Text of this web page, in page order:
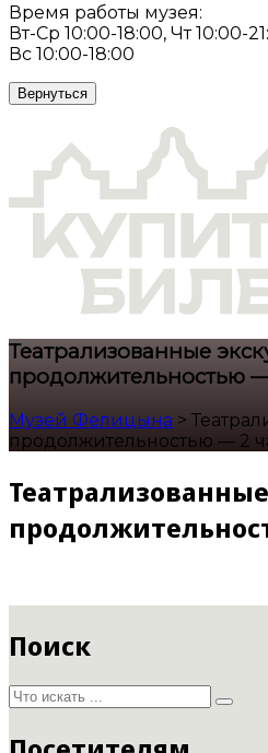
Время работы музея:
Вт-Ср 10:00-18:00, Чт 10:00-
Вс 10:00-18:00
Вернуться
Театрализованные
продолжительностью
Музей Фелицына >
продолжительностью — 2
Поиск